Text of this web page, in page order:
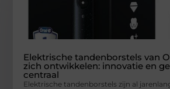
Elektrische tandenborstels van
zich ontwikkelen: innovatie en
centraal
Elektrische tandenborstels zijn al